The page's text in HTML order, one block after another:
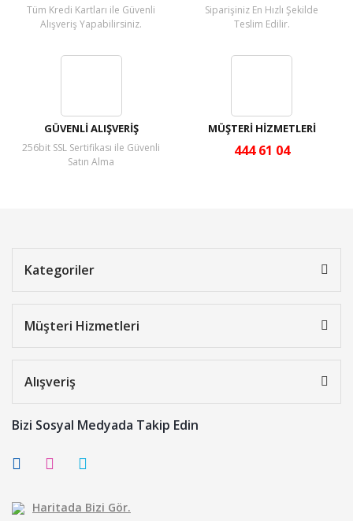
Tüm Kredi Kartları ile Güvenli
Alışveriş Yapabilirsiniz.
Siparişiniz En Hızlı Şekilde
Teslim Edilir.
GÜVENLİ ALIŞVERİŞ
256bit SSL Sertifikası ile Güvenli
Satın Alma
MÜŞTERİ HİZMETLERİ
444 61 04
Kategoriler
Müşteri Hizmetleri
Alışveriş
Bizi Sosyal Medyada Takip Edin
Haritada Bizi Gör.